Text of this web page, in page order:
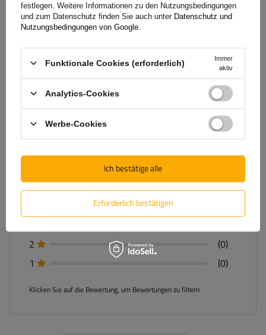
5/5
Anzahl der abgegebenen Bewertungen: 2
Bewertung abschicken
Für Ihre Bewertung erhalten Sie 100 Pkt.in
Nur durch Kauf bestätigte Bewertungen anzeigen
5
(2)
2
(0)
1
(0)
Klicken Sie auf die Bewertung, um Bewertungen zu filtern
festlegen. Weitere Informationen zu den Nutzungsbedingungen
und zum Datenschutz finden Sie auch unter Datenschutz und
Nutzungsbedingungen von Google
Funktionale Cookies (erforderlich)
Immer
aktiv
Analytics-Cookies
Werbe-Cookies
Erforderlich bestätigen
Ich bestätige alle